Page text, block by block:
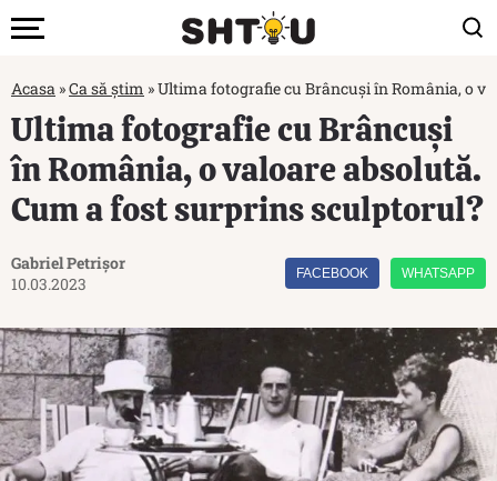
Acasa »Ca să știm »Ultima fotografie cu Brâncuși în România, o
Ultima fotografie cu Brâncuși
în România, o valoare absolută.
Cum a fost surprins sculptorul?
Gabriel Petrișor
10.03.2023
FACEBOOK WHATSAPP